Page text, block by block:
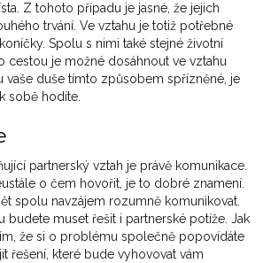
Z tohoto případu je jasné, že jejich
trvání. Ve vztahu je totiž potřebné
Spolu s nimi také stejné životní
cestou je možné dosáhnout ve vztahu
vaše duše tímto způsobem spřízněné, je
sobě hodíte.
partnerský vztah je právě komunikace.
o čem hovořit, je to dobré znamení.
spolu navzájem rozumně komunikovat.
budete muset řešit i partnerské potíže. Jak
že si o problému společně popovídáte
řešení, které bude vyhovovat vám